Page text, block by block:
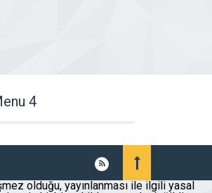
4
olduğu, yayınlanması ile ilgili yasal